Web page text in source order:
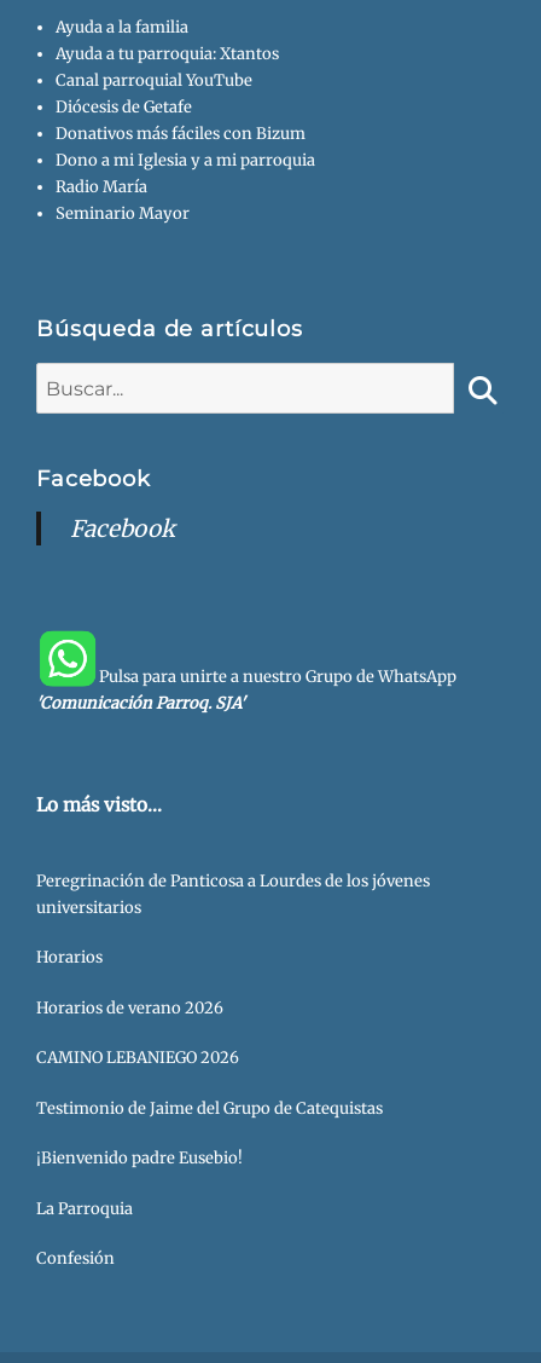
Ayuda a la familia
Ayuda a tu parroquia: Xtantos
Canal parroquial YouTube
Diócesis de Getafe
Donativos más fáciles con Bizum
Dono a mi Iglesia y a mi parroquia
Radio María
Seminario Mayor
Búsqueda de artículos
Facebook
Facebook
Pulsa para unirte a nuestro Grupo de WhatsApp
'Comunicación Parroq. SJA'
Lo más visto...
Peregrinación de Panticosa a Lourdes de los jóvenes
universitarios
Horarios
Horarios de verano 2026
CAMINO LEBANIEGO 2026
Testimonio de Jaime del Grupo de Catequistas
¡Bienvenido padre Eusebio!
La Parroquia
Confesión